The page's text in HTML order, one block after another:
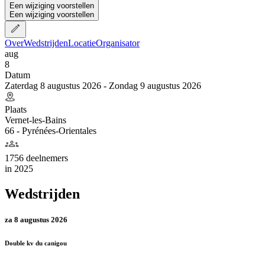
Een wijziging voorstellen
Een wijziging voorstellen
OverWedstrijdenLocatieOrganisator
aug
8
Datum
Zaterdag 8 augustus 2026 - Zondag 9 augustus 2026
Plaats
Vernet-les-Bains
66 - Pyrénées-Orientales
1756 deelnemers
in 2025
Wedstrijden
za 8 augustus 2026
Double kv du canigou